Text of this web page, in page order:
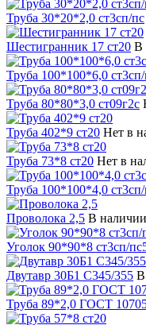
Труба 30*20*2,0 ст3сп/пс
Шестигранник 17 ст20 В
Труба 100*100*6,0
Труба 80*80*3,0 ст09г2с
Труба 402*9 ст20 Нет в
Труба 73*8 ст20 Нет в
Труба 100*100*4,0
Проволока 2,5 В наличии
Уголок 90*90*8 ст3сп/
Двутавр 30Б1 С345/355 В
Труба 89*2,0 ГОСТ